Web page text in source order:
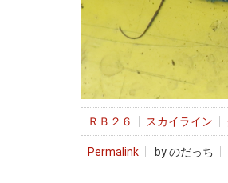
ＲＢ２６ スカイライン
Permalink by のだっち